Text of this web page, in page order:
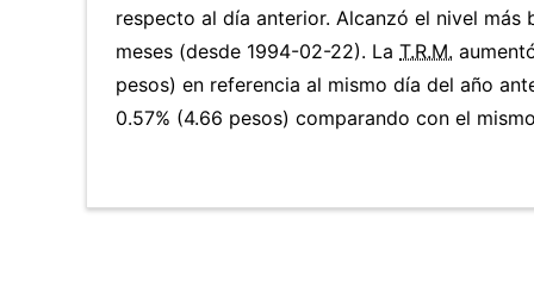
respecto al día anterior. Alcanzó el nivel más
meses (desde 1994-02-22). La T.R.M.
pesos) en referencia al mismo día del año
0.57% (4.66 pesos) comparando con el